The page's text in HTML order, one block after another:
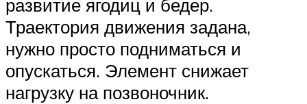
развитие ягодиц и бедер.
Траектория движения задана,
нужно просто подниматься и
опускаться. Элемент снижает
нагрузку на позвоночник.